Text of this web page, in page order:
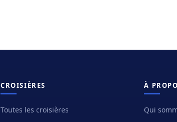
CROISIÈRES
Toutes les croisières
À
Qui